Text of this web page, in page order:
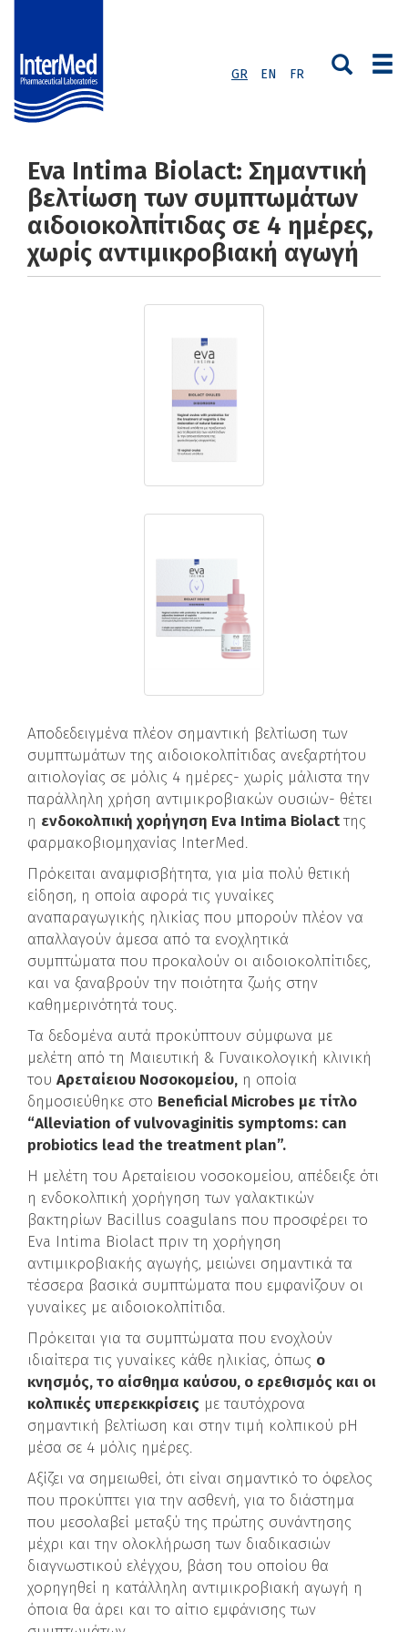
GR EN FR
Eva Intima Biolact: Σημαντική
βελτίωση των συμπτωμάτων
αιδοιοκολπίτιδας σε 4 ημέρες,
χωρίς αντιμικροβιακή αγωγή
Αποδεδειγμένα πλέον σημαντική βελτίωση των
συμπτωμάτων της αιδοιοκολπίτιδας ανεξαρτήτου
αιτιολογίας σε μόλις 4 ημέρες- χωρίς μάλιστα την
παράλληλη χρήση αντιμικροβιακών ουσιών- θέτει
η ενδοκολπική χορήγηση Eva Intima Biolactτης
φαρμακοβιομηχανίας InterMed.
Πρόκειται αναμφισβήτητα, για μία πολύ θετική
είδηση, η οποία αφορά τις γυναίκες
αναπαραγωγικής ηλικίας που μπορούν πλέον να
απαλλαγούν άμεσα από τα ενοχλητικά
συμπτώματα που προκαλούν οι αιδοιοκολπίτιδες,
και να ξαναβρούν την ποιότητα ζωής στην
καθημερινότητά τους.
Τα δεδομένα αυτά προκύπτουν σύμφωνα με
μελέτη από τη Μαιευτική & Γυναικολογική κλινική
του Αρεταίειου Νοσοκομείου, η οποία
δημοσιεύθηκε στο Beneficial Microbes με τίτλο
“Alleviation of vulvovaginitis symptoms: can
probiotics lead the treatment plan”.
Η μελέτη του Αρεταίειου νοσοκομείου, απέδειξε ότι
η ενδοκολπική χορήγηση των γαλακτικών
βακτηρίων Bacillus coagulans που προσφέρει το
Eva Intima Biolact πριν τη χορήγηση
αντιμικροβιακής αγωγής, μειώνει σημαντικά τα
τέσσερα βασικά συμπτώματα που εμφανίζουν οι
γυναίκες με αιδοιοκολπίτιδα.
Πρόκειται για τα συμπτώματα που ενοχλούν
ιδιαίτερα τις γυναίκες κάθε ηλικίας, όπως ο
κνησμός, το αίσθημα καύσου, ο ερεθισμός και οι
κολπικές υπερεκκρίσεις με ταυτόχρονα
σημαντική βελτίωση και στην τιμή κολπικού pH
μέσα σε 4 μόλις ημέρες.
Αξίζει να σημειωθεί, ότι είναι σημαντικό το όφελος
που προκύπτει για την ασθενή, για το διάστημα
που μεσολαβεί μεταξύ της πρώτης συνάντησης
μέχρι και την ολοκλήρωση των διαδικασιών
διαγνωστικού ελέγχου, βάση του οποίου θα
χορηγηθεί η κατάλληλη αντιμικροβιακή αγωγή η
όποια θα άρει και το αίτιο εμφάνισης των